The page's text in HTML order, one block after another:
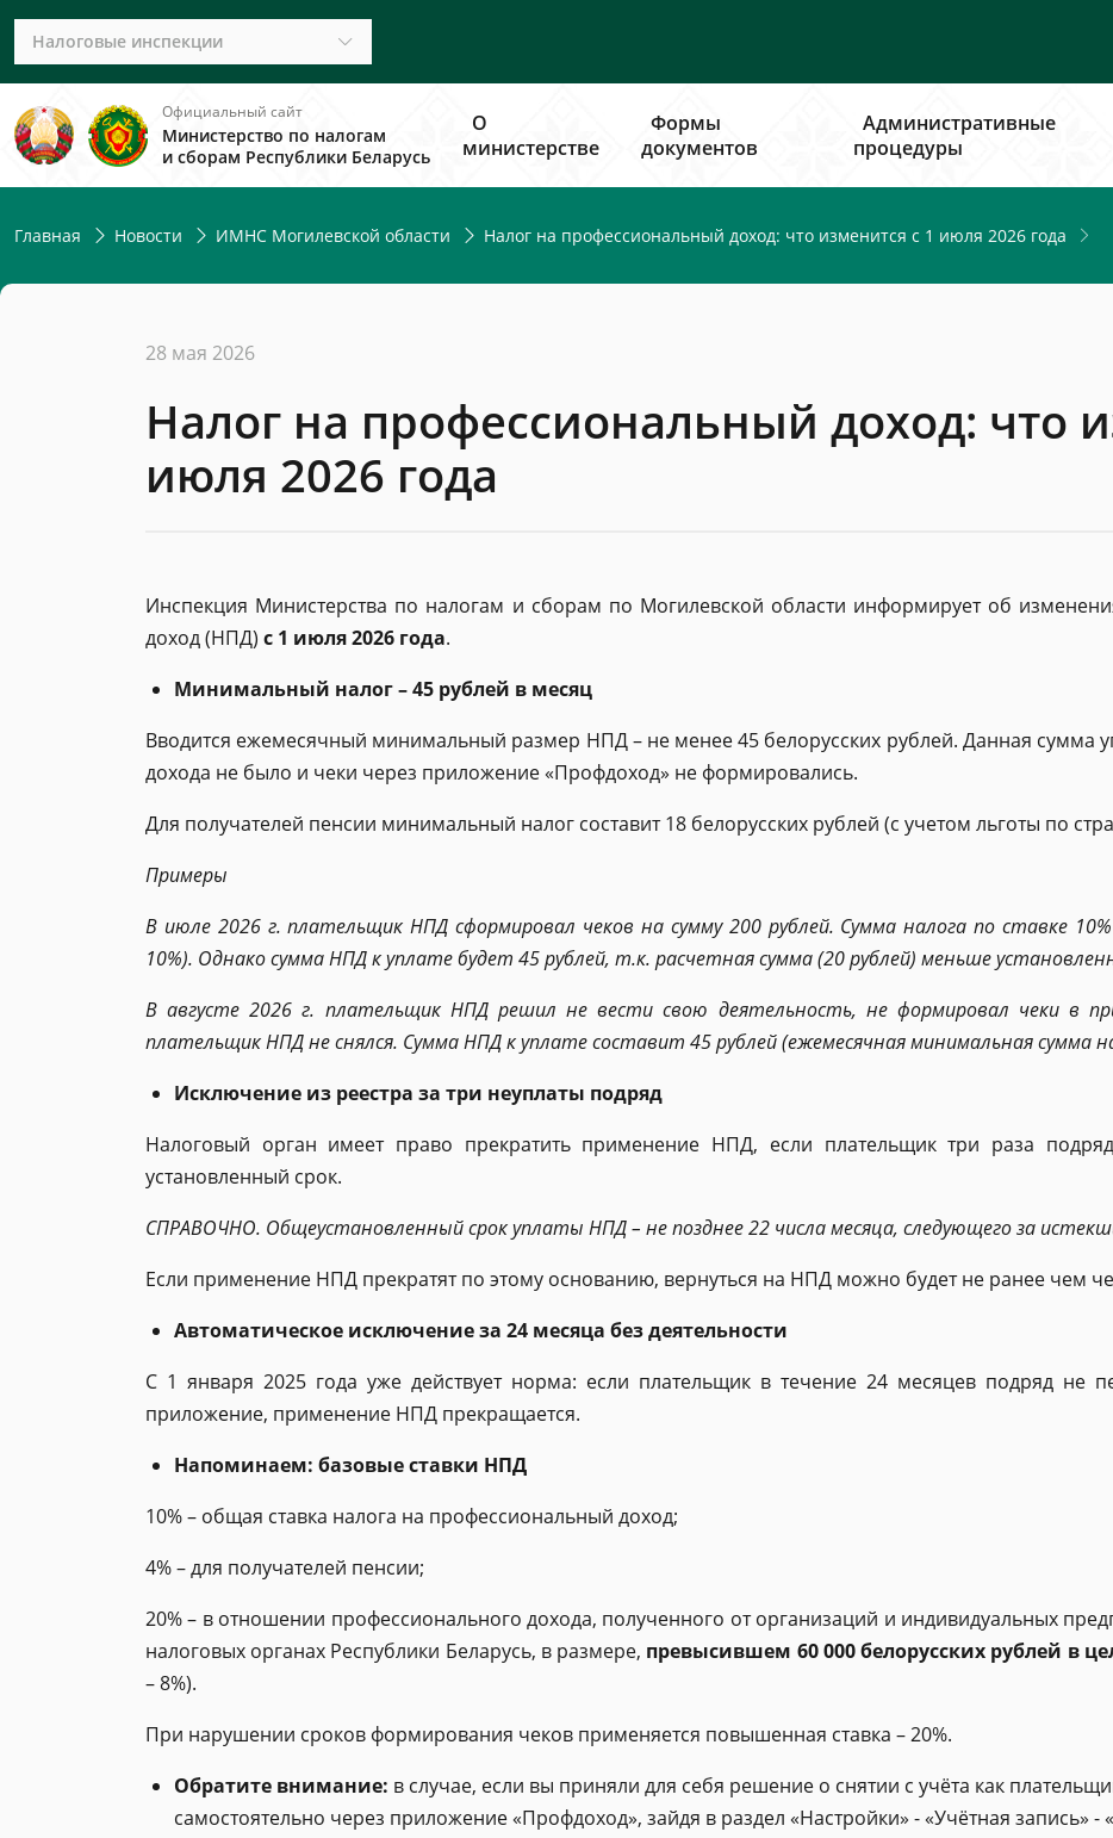
Налоговые инспекции
Официальный сайт
Министерство по налогам
и сборам Республики Беларусь
О
министерстве
Формы
документов
Административные
процедуры
Главная Новости ИМНС Могилевской области Налог на профессиональный доход: что изменится с 1 июля 2026 года
28 мая 2026
Налог на профессиональный доход: что
июля 2026 года
Инспекция Министерства по налогам и сборам по Могилевской области информирует об
доход (НПД) с 1 июля 2026 года.
Минимальный налог – 45 рублей в месяц
Вводится ежемесячный минимальный размер НПД – не менее 45 белорусских рублей. Данная сумма
дохода не было и чеки через приложение «Профдоход» не формировались.
Для получателей пенсии минимальный налог составит 18 белорусских рублей (с учетом льготы по
Примеры
В июле 2026 г. плательщик НПД сформировал чеков на сумму 200 рублей. Сумма налога по ставке
10%). Однако сумма НПД к уплате будет 45 рублей, т.к. расчетная сумма (20 рублей) меньше
В августе 2026 г. плательщик НПД решил не вести свою деятельность, не формировал чеки в
плательщик НПД не снялся. Сумма НПД к уплате составит 45 рублей (ежемесячная минимальная сумма
Исключение из реестра за три неуплаты подряд
Налоговый орган имеет право прекратить применение НПД, если плательщик три раза
установленный срок.
СПРАВОЧНО. Общеустановленный срок уплаты НПД – не позднее 22 числа месяца, следующего за
Если применение НПД прекратят по этому основанию, вернуться на НПД можно будет не ранее чем
Автоматическое исключение за 24 месяца без деятельности
С 1 января 2025 года уже действует норма: если плательщик в течение 24 месяцев подряд не
приложение, применение НПД прекращается.
Напоминаем: базовые ставки НПД
10% – общая ставка налога на профессиональный доход;
4% – для получателей пенсии;
20% – в отношении профессионального дохода, полученного от организаций и индивидуальных
налоговых органах Республики Беларусь, в размере, превысившем 60 000 белорусских рублей в
– 8%).
При нарушении сроков формирования чеков применяется повышенная ставка – 20%.
Обратите внимание: в случае, если вы приняли для себя решение о снятии с учёта как
самостоятельно через приложение «Профдоход», зайдя в раздел «Настройки» - «Учётная запись» -